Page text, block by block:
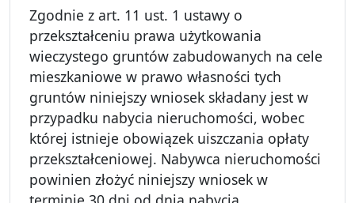
Zgodnie z art. 11 ust. 1 ustawy o
przekształceniu prawa użytkowania
wieczystego gruntów zabudowanych na cele
mieszkaniowe w prawo własności tych
gruntów niniejszy wniosek składany jest w
przypadku nabycia nieruchomości, wobec
której istnieje obowiązek uiszczania opłaty
przekształceniowej. Nabywca nieruchomości
powinien złożyć niniejszy wniosek w